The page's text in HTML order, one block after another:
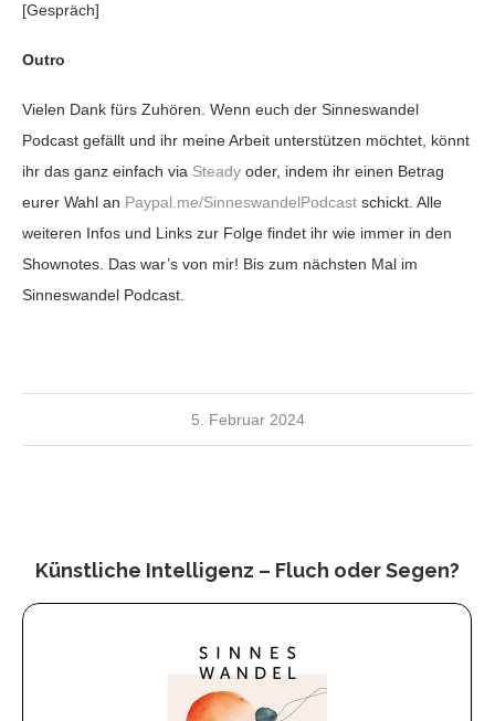
[Gespräch]
Outro
Vielen Dank fürs Zuhören. Wenn euch der Sinneswandel
Podcast gefällt und ihr meine Arbeit unterstützen möchtet, könnt
ihr das ganz einfach via Steady oder, indem ihr einen Betrag
eurer Wahl an Paypal.me/SinneswandelPodcast schickt. Alle
weiteren Infos und Links zur Folge findet ihr wie immer in den
Shownotes. Das war’s von mir! Bis zum nächsten Mal im
Sinneswandel Podcast.
5. Februar 2024
Künstliche Intelligenz – Fluch oder Segen?